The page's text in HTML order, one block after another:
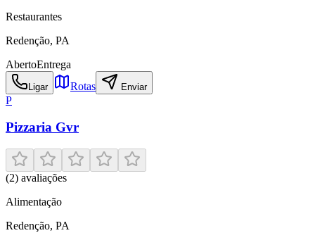
Restaurantes
Redenção, PA
AbertoEntrega
Ligar Rotas Enviar
P
Pizzaria Gvr
(2) avaliações
Alimentação
Redenção, PA